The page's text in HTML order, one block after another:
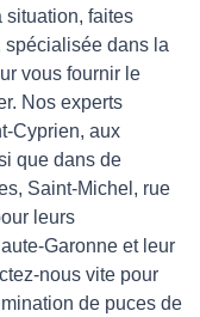
situation, faites
spécialisée dans la
vous fournir le
Nos experts
Cyprien, aux
que dans de
Saint-Michel, rue
leurs
Garonne et leur
nous vite pour
de puces de